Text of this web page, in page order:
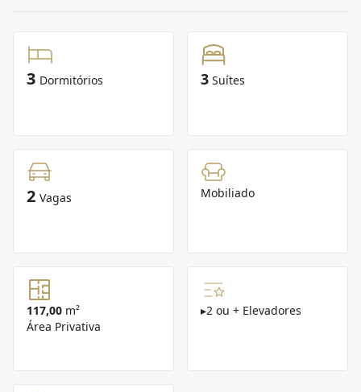
3 Dormitórios 3 Suítes
2 Vagas Mobiliado
117,00 m²
Área Privativa
▸2 ou + Elevadores